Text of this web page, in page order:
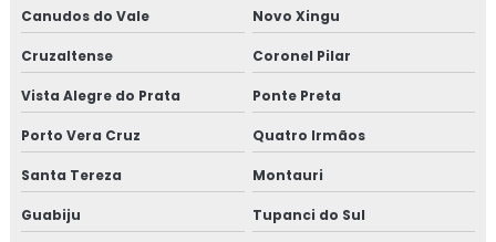
Canudos do Vale Novo Xingu
Cruzaltense Coronel Pilar
Vista Alegre do Prata Ponte Preta
Porto Vera Cruz Quatro Irmãos
Santa Tereza Montauri
Guabiju Tupanci do Sul